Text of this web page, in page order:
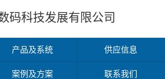
码科技发展有限公司
产品及系统 供应信息
案例及方案 联系我们